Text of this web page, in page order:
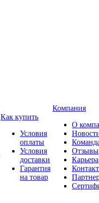
Как купить
Условия
оплаты
Условия
доставки
Гарантия
на товар
Компания
О
Отзывы
Карьера